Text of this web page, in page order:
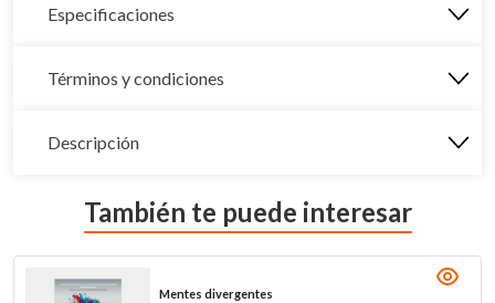
Especificaciones
Términos y condiciones
Descripción
También te puede interesar
Mentes divergentes